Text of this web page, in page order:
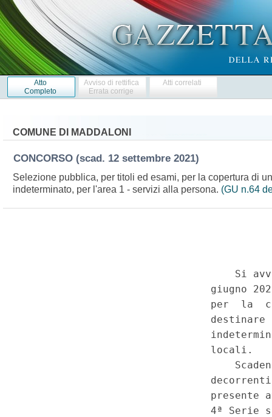
Atto
Completo
Avviso di rettifica
Errata corrige
Atti correlati
COMUNE DI MADDALONI
CONCORSO (scad. 12 settembre 2021)
Selezione pubblica, per titoli ed esami, per la copertura di
indeterminato, per l'area 1 - servizi alla persona. (GU n.64